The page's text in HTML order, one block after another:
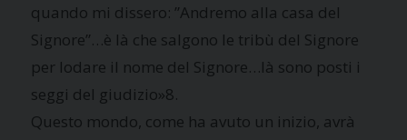
quando mi dissero: ”Andremo alla casa del
Signore”…è là che salgono le tribù del Signore
per lodare il nome del Signore…là sono posti i
seggi del giudizio»8.
Questo mondo, come ha avuto un inizio, avrà